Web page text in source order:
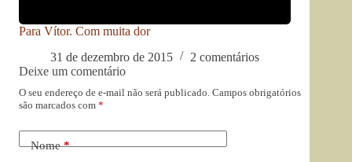
Para Vítor. Com muita dor
31 de dezembro de 2015
2 comentários
Deixe um comentário
O seu endereço de e-mail não será publicado. Campos obrigatórios
são marcados com *
Nome*